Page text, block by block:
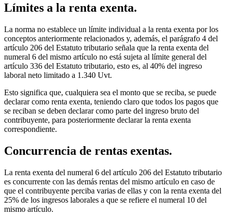
Límites a la renta exenta.
La norma no establece un límite individual a la renta exenta por los
conceptos anteriormente relacionados y, además, el parágrafo 4 del
artículo 206 del Estatuto tributario señala que la renta exenta del
numeral 6 del mismo artículo no está sujeta al límite general del
artículo 336 del Estatuto tributario, esto es, al 40% del ingreso
laboral neto limitado a 1.340 Uvt.
Esto significa que, cualquiera sea el monto que se reciba, se puede
declarar como renta exenta, teniendo claro que todos los pagos que
se reciban se deben declarar como parte del ingreso bruto del
contribuyente, para posteriormente declarar la renta exenta
correspondiente.
Concurrencia de rentas exentas.
La renta exenta del numeral 6 del artículo 206 del Estatuto tributario
es concurrente con las demás rentas del mismo artículo en caso de
que el contribuyente perciba varias de ellas y con la renta exenta del
25% de los ingresos laborales a que se refiere el numeral 10 del
mismo artículo.